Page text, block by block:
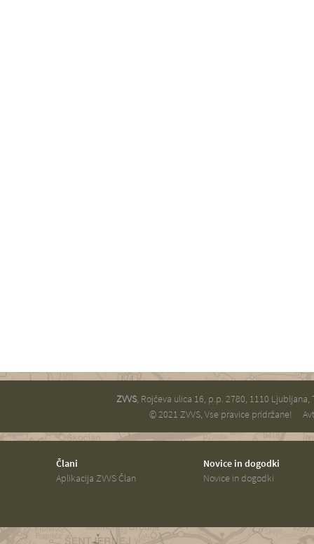
ZVVS, Rojčeva ulica 16, p.p. 2780, 1110
© 2021 ZVVS, Vse pravice pridržane!
Člani
Aplikacija ZVVS Član
Novice in dogodki
Novice in dogodki